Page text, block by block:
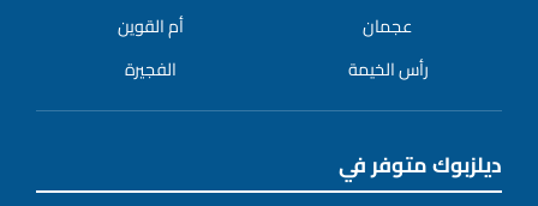
عجمان
أم القوين
رأس الخيمة
الفجيرة
ديلزبوك متوفر في